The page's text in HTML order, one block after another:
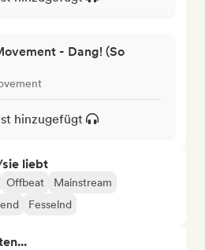
- Dang! (So
hinzugefügt
liebt
Offbeat
Mainstream
Fesselnd